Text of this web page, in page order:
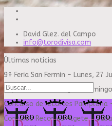
David Glez. del Campo
info@torodivisa.com
Últimas noticias
9ª Feria San Fermin - Lunes, 27
Capea Sanse Domingo
Concurso de recortes Pamplona
Concurso Recortes Algete-